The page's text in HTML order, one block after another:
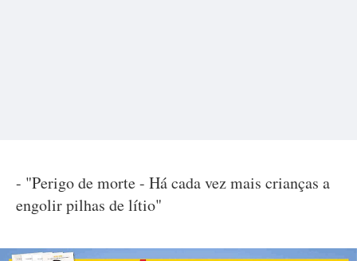
- "Perigo de morte - Há cada vez mais crianças a
engolir pilhas de lítio"